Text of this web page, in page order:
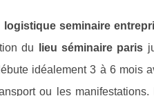
logistique seminaire
du
lieu séminaire paris
idéalement 3 à 6 mois
ou les